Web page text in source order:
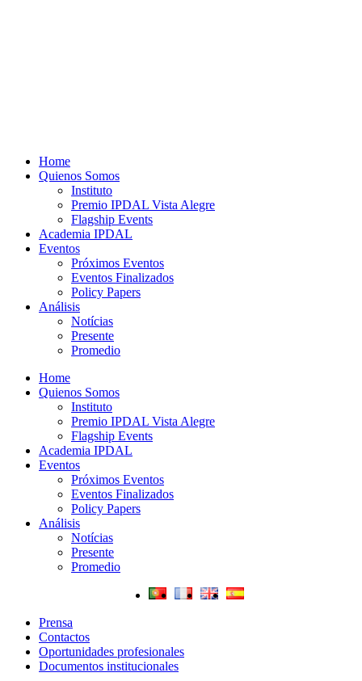
Home
Quienos Somos
Instituto
Premio IPDAL Vista Alegre
Flagship Events
Academia IPDAL
Eventos
Próximos Eventos
Eventos Finalizados
Policy Papers
Análisis
Notícias
Presente
Promedio
Home
Quienos Somos
Instituto
Premio IPDAL Vista Alegre
Flagship Events
Academia IPDAL
Eventos
Próximos Eventos
Eventos Finalizados
Policy Papers
Análisis
Notícias
Presente
Promedio
Prensa
Contactos
Oportunidades profesionales
Documentos institucionales